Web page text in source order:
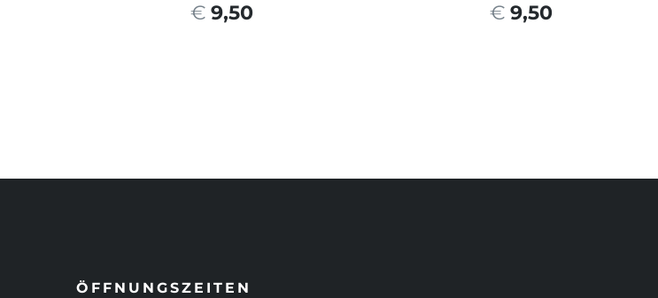
€ 9,50 € 9,50
ÖFFNUNGSZEITEN